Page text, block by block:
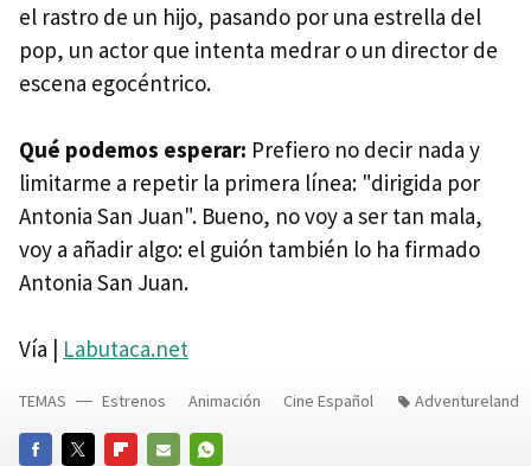
el rastro de un hijo, pasando por una estrella del
pop, un actor que intenta medrar o un director de
escena egocéntrico.
Qué podemos esperar: Prefiero no decir nada y
limitarme a repetir la primera línea: "dirigida por
Antonia San Juan". Bueno, no voy a ser tan mala,
voy a añadir algo: el guión también lo ha firmado
Antonia San Juan.
Vía | Labutaca.net
TEMAS Estrenos Animación Cine Español Adventureland